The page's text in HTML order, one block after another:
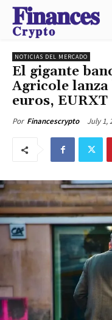
𝐅𝐢𝐧𝐚𝐧𝐜𝐞𝐬
𝐂𝐫𝐲𝐩𝐭𝐨
NOTICIAS DEL MERCADO
El gigante
Agricole lanza
euros, EURXT
Por Financescrypto July 1,